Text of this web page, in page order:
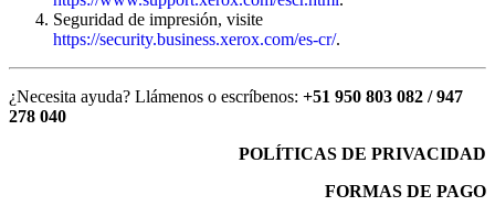
Seguridad de impresión, visite
https://security.business.xerox.com/es-cr/.
¿Necesita ayuda? Llámenos o escríbenos: +51 950 803 082 / 947
278 040
POLÍTICAS DE PRIVACIDAD
FORMAS DE PAGO